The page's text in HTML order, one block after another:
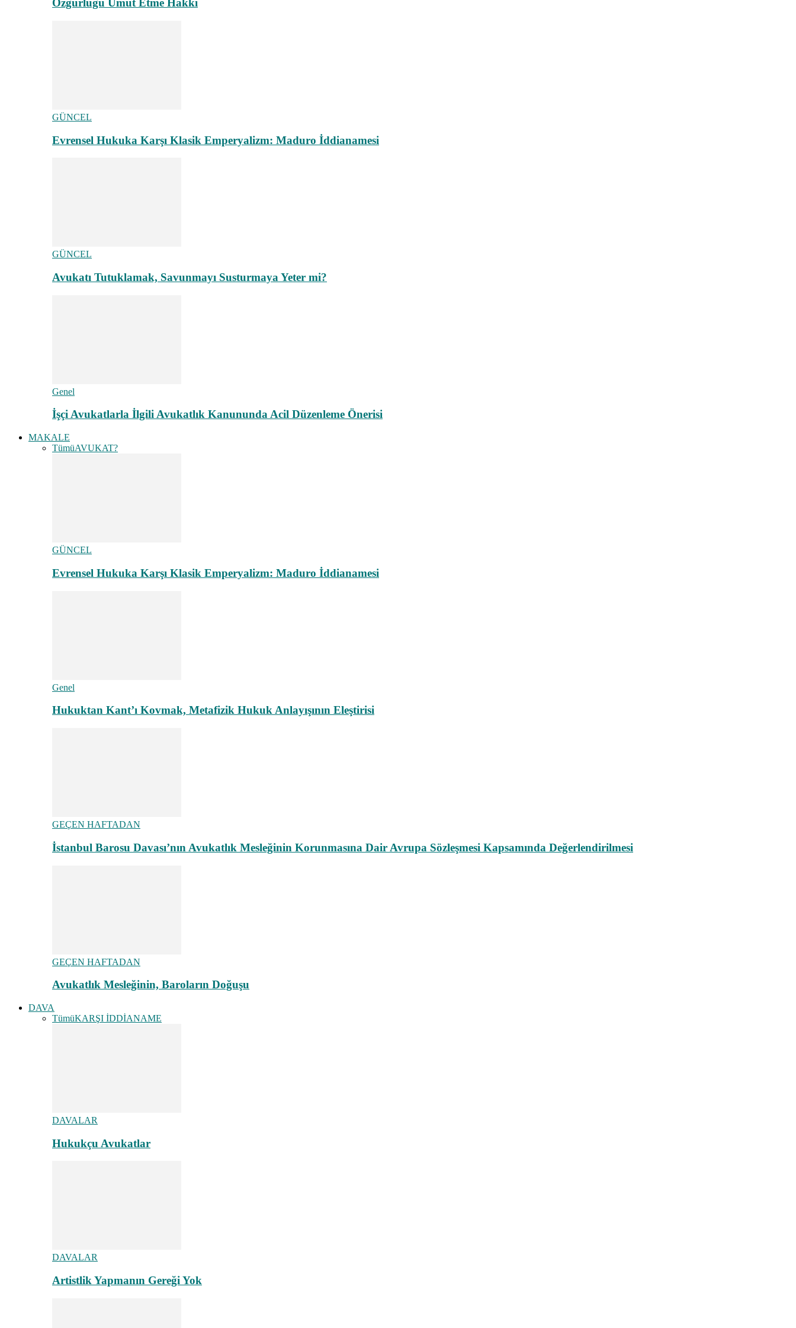
Özgürlüğü Umut Etme Hakkı
GÜNCEL
Evrensel Hukuka Karşı Klasik Emperyalizm: Maduro İddianamesi
GÜNCEL
Avukatı Tutuklamak, Savunmayı Susturmaya Yeter mi?
Genel
İşçi Avukatlarla İlgili Avukatlık Kanununda Acil Düzenleme Önerisi
MAKALE
TümüAVUKAT?
GÜNCEL
Evrensel Hukuka Karşı Klasik Emperyalizm: Maduro İddianamesi
Genel
Hukuktan Kant’ı Kovmak, Metafizik Hukuk Anlayışının Eleştirisi
GEÇEN HAFTADAN
İstanbul Barosu Davası’nın Avukatlık Mesleğinin Korunmasına Dair Avrupa Sözleşmesi Kapsamında Değerlendirilmesi
GEÇEN HAFTADAN
Avukatlık Mesleğinin, Baroların Doğuşu
DAVA
TümüKARŞI İDDİANAME
DAVALAR
Hukukçu Avukatlar
DAVALAR
Artistlik Yapmanın Gereği Yok